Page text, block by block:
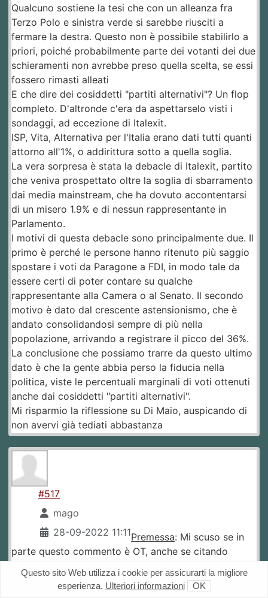
Qualcuno sostiene la tesi che con un alleanza fra
Terzo Polo e sinistra verde si sarebbe riusciti a
fermare la destra. Questo non è possibile stabilirlo a
priori, poiché probabilmente parte dei votanti dei due
schieramenti non avrebbe preso quella scelta, se essi
fossero rimasti alleati
E che dire dei cosiddetti "partiti alternativi"? Un flop
completo. D'altronde c'era da aspettarselo visti i
sondaggi, ad eccezione di Italexit.
ISP, Vita, Alternativa per l'Italia erano dati tutti quanti
attorno all'1%, o addirittura sotto a quella soglia.
La vera sorpresa è stata la debacle di Italexit, partito
che veniva prospettato oltre la soglia di sbarramento
dai media mainstream, che ha dovuto accontentarsi
di un misero 1.9% e di nessun rappresentante in
Parlamento.
I motivi di questa debacle sono principalmente due. Il
primo è perché le persone hanno ritenuto più saggio
spostare i voti da Paragone a FDI, in modo tale da
essere certi di poter contare su qualche
rappresentante alla Camera o al Senato. Il secondo
motivo è dato dal crescente astensionismo, che è
andato consolidandosi sempre di più nella
popolazione, arrivando a registrare il picco del 36%.
La conclusione che possiamo trarre da questo ultimo
dato è che la gente abbia perso la fiducia nella
politica, viste le percentuali marginali di voti ottenuti
anche dai cosiddetti "partiti alternativi".
Mi risparmio la riflessione su Di Maio, auspicando di
non avervi già tediati abbastanza
#517
mago
28-09-2022 11:11Premessa: Mi scuso se in
parte questo commento è OT, anche se citando
in cui non è cambiata un'assoluta fava, come tutti
abbiamo ben capito.
Questo sito Web utilizza i cookie per assicurarti la migliore
esperienza. Ulteriori informazioni OK